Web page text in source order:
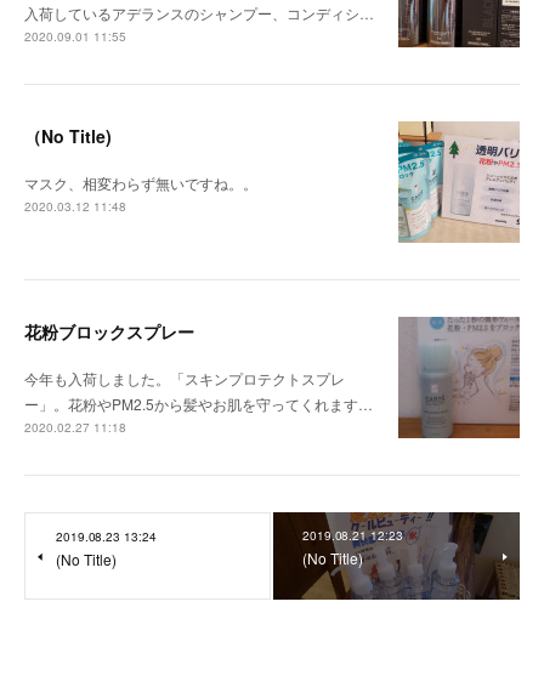
入荷しているアデランスのシャンプー、コンディシ…
2020.09.01 11:55
（No Title)
マスク、相変わらず無いですね。。
2020.03.12 11:48
花粉ブロックスプレー
今年も入荷しました。「スキンプロテクトスプレ
ー」。花粉やPM2.5から髪やお肌を守ってくれます…
2020.02.27 11:18
2019.08.23 13:24
(No Title)
2019.08.21 12:23
(No Title)